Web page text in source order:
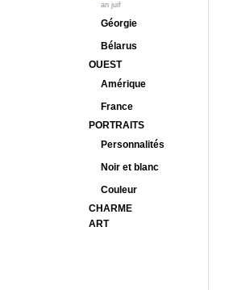
an juif
Géorgie
Bélarus
OUEST
Amérique
France
PORTRAITS
Personnalités
Noir et blanc
Couleur
CHARME
ART